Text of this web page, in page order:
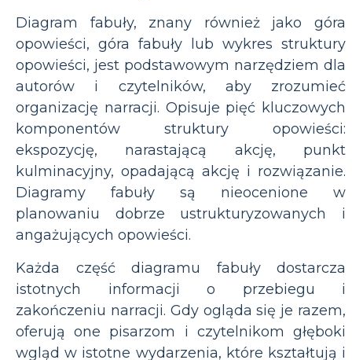
Diagram fabuły, znany również jako góra
opowieści, góra fabuły lub wykres struktury
opowieści, jest podstawowym narzędziem dla
autorów i czytelników, aby zrozumieć
organizację narracji. Opisuje pięć kluczowych
komponentów struktury opowieści:
ekspozycję, narastającą akcję, punkt
kulminacyjny, opadającą akcję i rozwiązanie.
Diagramy fabuły są nieocenione w
planowaniu dobrze ustrukturyzowanych i
angażujących opowieści.
Każda część diagramu fabuły dostarcza
istotnych informacji o przebiegu i
zakończeniu narracji. Gdy ogląda się je razem,
oferują one pisarzom i czytelnikom głęboki
wgląd w istotne wydarzenia, które kształtują i